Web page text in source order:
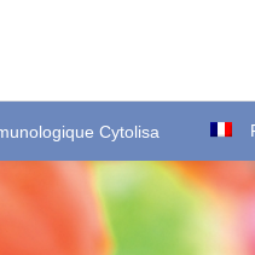
Bessingen
Cytolisa